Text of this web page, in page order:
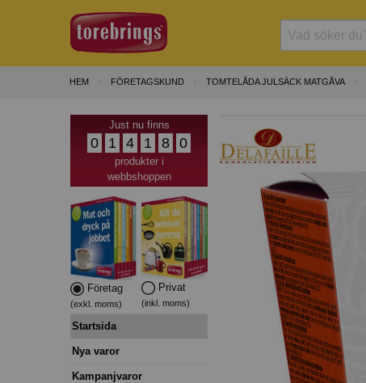
HEM FÖRETAGSKUND TOMTELÅDA JULSÄCK MATGÅVA
Just nu finns
0 1 4 1 8 0
produkter i
webbshoppen
Företag
(exkl. moms)
Privat
(inkl. moms)
Startsida
Nya varor
Kampanjvaror